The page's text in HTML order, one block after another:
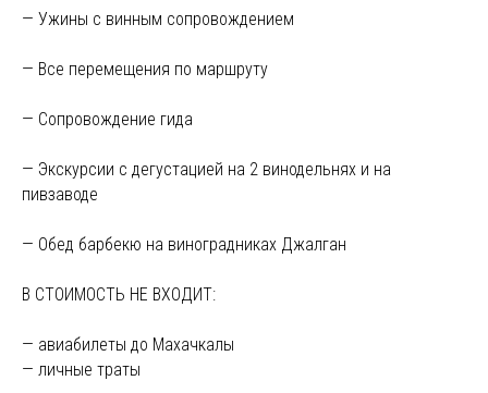
— Ужины с винным сопровождением
— Все перемещения по маршруту
— Сопровождение гида
— Экскурсии с дегустацией на 2 винодельнях и на
пивзаводе
— Обед барбекю на виноградниках Джалган
В СТОИМОСТЬ НЕ ВХОДИТ:
— авиабилеты до Махачкалы
— личные траты